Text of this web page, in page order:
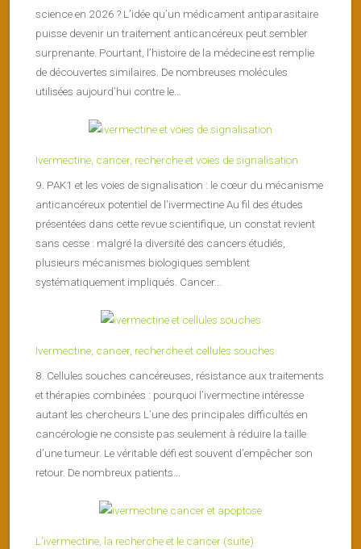
science en 2026 ? L’idée qu’un médicament antiparasitaire
puisse devenir un traitement anticancéreux peut sembler
surprenante. Pourtant, l’histoire de la médecine est remplie
de découvertes similaires. De nombreuses molécules
utilisées aujourd’hui contre le...
Ivermectine, cancer, recherche et voies de signalisation
9. PAK1 et les voies de signalisation : le cœur du mécanisme
anticancéreux potentiel de l’ivermectine Au fil des études
présentées dans cette revue scientifique, un constat revient
sans cesse : malgré la diversité des cancers étudiés,
plusieurs mécanismes biologiques semblent
systématiquement impliqués. Cancer...
Ivermectine, cancer, recherche et cellules souches
8. Cellules souches cancéreuses, résistance aux traitements
et thérapies combinées : pourquoi l’ivermectine intéresse
autant les chercheurs L’une des principales difficultés en
cancérologie ne consiste pas seulement à réduire la taille
d’une tumeur. Le véritable défi est souvent d’empêcher son
retour. De nombreux patients...
L’ivermectine, la recherche et le cancer (suite)